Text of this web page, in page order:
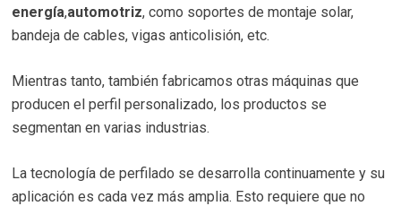
energía,automotriz, como soportes de montaje solar,
bandeja de cables, vigas anticolisión, etc.
Mientras tanto, también fabricamos otras máquinas que
producen el perfil personalizado, los productos se
segmentan en varias industrias.
La tecnología de perfilado se desarrolla continuamente y su
aplicación es cada vez más amplia. Esto requiere que no